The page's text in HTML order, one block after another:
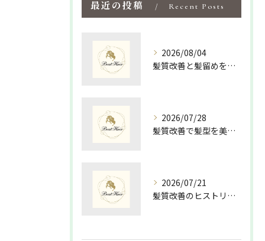
最近の投稿 Recent Posts
2026/08/04
髪質改善と髪留めを活かして島根県松江市隠岐郡海士町で手軽にツヤ髪を手に入れる方法
2026/07/28
髪質改善で髪型を美しく保つための最適な選び方と毎日のスタイリング術
2026/07/21
髪質改善のヒストリーを紐解く島根県松江市大田市で美髪を叶える新常識